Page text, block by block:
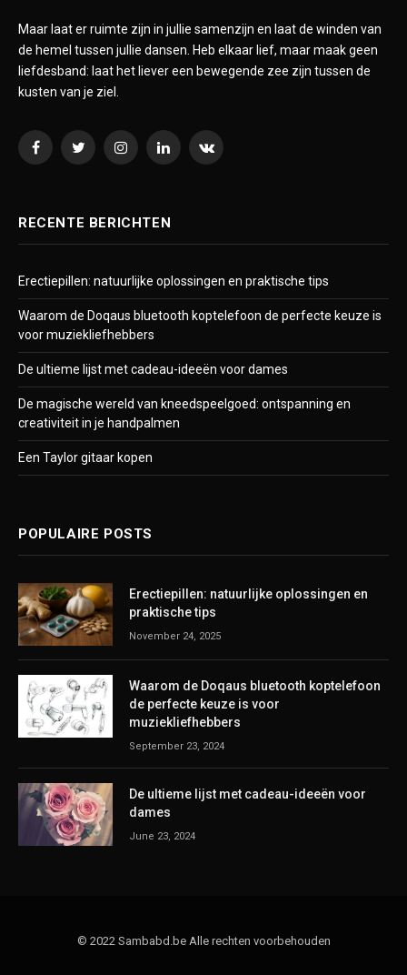
Maar laat er ruimte zijn in jullie samenzijn en laat de winden van
de hemel tussen jullie dansen. Heb elkaar lief, maar maak geen
liefdesband: laat het liever een bewegende zee zijn tussen de
kusten van je ziel.
FacebookTwitterInstagramLinkedInVKontakte
RECENTE BERICHTEN
Erectiepillen: natuurlijke oplossingen en praktische tips
Waarom de Doqaus bluetooth koptelefoon de perfecte keuze is
voor muziekliefhebbers
De ultieme lijst met cadeau-ideeën voor dames
De magische wereld van kneedspeelgoed: ontspanning en
creativiteit in je handpalmen
Een Taylor gitaar kopen
POPULAIRE POSTS
Erectiepillen: natuurlijke oplossingen en
praktische tips
November 24, 2025
Waarom de Doqaus bluetooth koptelefoon
de perfecte keuze is voor
muziekliefhebbers
September 23, 2024
De ultieme lijst met cadeau-ideeën voor
dames
June 23, 2024
© 2022 Sambabd.be Alle rechten voorbehouden